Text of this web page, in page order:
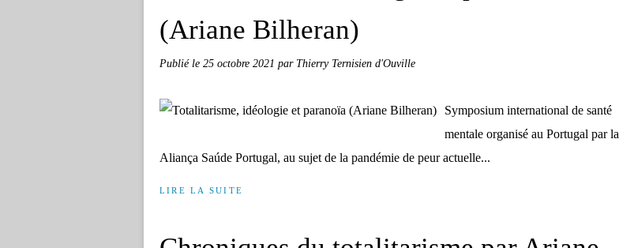
(Ariane Bilheran)
Publié le 25 octobre 2021 par Thierry Ternisien d'Ouville
Symposium international de santé
mentale organisé au Portugal par la
Aliança Saúde Portugal, au sujet de la pandémie de peur actuelle...
LIRE LA SUITE